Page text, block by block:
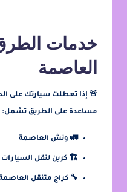
خدمات
العاصمة
🚨 إذا تعطلت سيارتك على
مساعدة على الطريق تشمل:
🚛 ونش العاصمة
🏗️ كرين لنقل السيارات
🔧 كراج متنقل